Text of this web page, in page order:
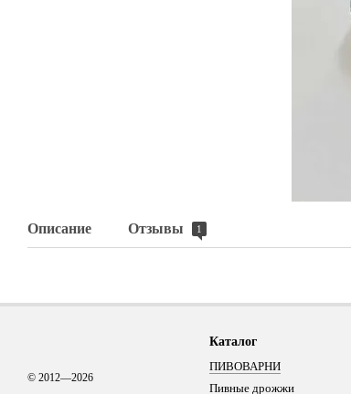
Описание Отзывы 1
© 2012—2026
Каталог
ПИВОВАРНИ
Пивные дрожжи